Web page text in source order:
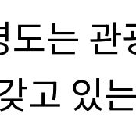
도는
고 있